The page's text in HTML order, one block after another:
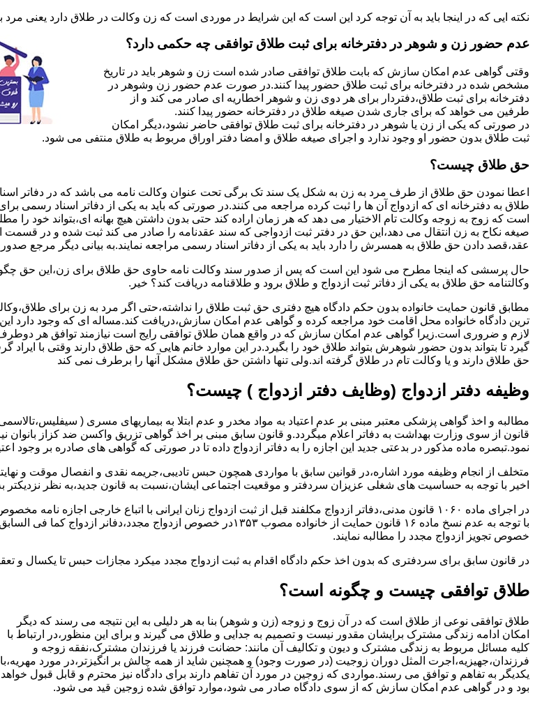
نکته ایی که در اینجا باید به آن توجه کرد این است که این شرایط در موردی است که زن وکالت در طلاق دارد یعنی
عدم حضور زن و شوهر در دفترخانه برای ثبت طلاق توافقی چه حکمی دارد؟
وقتی گواهی عدم امکان سازش که بابت طلاق توافقی صادر شده است زن و شوهر باید در تاریخ
مشخص شده در دفترخانه برای ثبت طلاق حضور پیدا کنند.در صورت عدم حضور زن وشوهر در
دفترخانه برای ثبت طلاق،دفتردار برای هر دوی زن و شوهر اخطاریه ای صادر می کند و از
طرفین می خواهد که برای جاری شدن صیغه طلاق در دفترخانه حضور پیدا کنند.
در صورتی که یکی از زن یا شوهر در دفترخانه برای ثبت طلاق توافقی حاضر نشود،دیگر امکان
ثبت طلاق بدون حضور او وجود ندارد و اجرای صیغه طلاق و امضا دفتر اوراق مربوط به طلاق منتفی می شود.
حق طلاق چیست؟
اعطا نمودن حق طلاق از طرف مرد به زن به شکل یک سند تک برگی تحت عنوان وکالت نامه می باشد که در دفاتر
طلاق به دفترخانه ای که ازدواج آن ها را ثبت کرده مراجعه می کنند.در صورتی که باید به یکی از دفاتر اسناد رسمی
است که زوج به زوجه وکالت تام الاختیار می دهد که هر زمان اراده کند حتی بدون داشتن هیچ بهانه ای،بتواند خود
صیغه نکاح به زن انتقال می دهد،این حق در دفتر ثبت ازدواجی که سند عقدنامه را صادر می کند ثبت شده و در
عقد،قصد دادن حق طلاق به همسرش را دارد باید به یکی از دفاتر اسناد رسمی مراجعه نمایند.به بیانی دیگر مرجع
حال پرسشی که اینجا مطرح می شود این است که پس از صدور سند وکالت نامه حاوی حق طلاق برای زن،این حق
وکالتنامه حق طلاق به یکی از دفاتر ثبت ازدواج و طلاق برود و طلاقنامه دریافت کند؟ خیر.
مطابق قانون حمایت خانواده بدون حکم دادگاه هیچ دفتری حق ثبت طلاق را نداشته،حتی اگر مرد به زن برای
ترین دادگاه خانواده محل اقامت خود مراجعه کرده و گواهی عدم امکان سازش،دریافت کند.مساله ای که وجود
لازم و ضروری است.زیرا گواهی عدم امکان سازش که در واقع همان طلاق توافقی رایج است نیازمند توافق هر
گیرد تا بتواند بدون حضور شوهرش بتواند طلاق خود را بگیرد.در این موارد خانم هایی که حق طلاق دارند وقتی با
حق طلاق دارند و یا وکالت تام در طلاق گرفته اند.ولی تنها داشتن حق طلاق مشکل آنها را برطرف نمی کند
وظیفه دفتر ازدواج (وظایف دفتر ازدواج ) چیست؟
قانون از سوی وزارت بهداشت به دفاتر اعلام میگردد.و قانون سابق مبنی بر اخذ گواهی تزریق واکسن ضد کزاز
نمود.تبصره ماده مذکور در بدعتی جدید این اجازه را به دفاتر ازدواج داده تا در صورتی که گواهی های صادره بر وجود
متخلف از انجام وظیفه مورد اشاره،در قوانین سابق با مواردی همچون حبس تادیبی،جریمه نقدی و انفصال موقت و
اخیر با توجه به حساسیت های شغلی عزیزان سردفتر و موقعیت اجتماعی ایشان،نسبت به قانون جدید،به نظر نزدیکتر
در اجرای ماده ۱۰۶۰ قانون مدنی،دفاتر ازدواج مکلفند قبل از ثبت ازدواج زنان ایرانی با اتباع خارجی اجازه نامه مخصوص دولت ( وزارت کشور ) را اخذ نمایند.
با توجه به عدم نسخ ماده ۱۶ قانون حمایت از خانواده مصوب ۱۳۵۳در خصوص
خصوص تجویز ازدواج مجدد را مطالبه نمایند.
در قانون سابق برای سردفتری که بدون اخذ حکم دادگاه اقدام به ثبت ازدواج مجدد میکرد مجازات حبس تا
طلاق توافقی چیست و چگونه است؟
طلاق توافقی نوعی از طلاق است که در آن زوج و زوجه (زن و شوهر) بنا به هر دلیلی به این نتیجه می رسند که دیگر
امکان ادامه زندگی مشترک برایشان مقدور نیست و تصمیم به جدایی و طلاق می گیرند و برای این منظور،در ارتباط با
کلیه مسائل مربوط به زندگی مشترک و دیون و تکالیف آن مانند: حضانت فرزند یا فرزندان مشترک،نفقه زوجه و
فرزندان،جهیزیه،اجرت المثل دوران زوجیت (در صورت وجود) و همچنین شاید از همه چالش بر انگیزتر،در مورد مهریه،با
یکدیگر به تفاهم و توافق می رسند.مواردی که زوجین در مورد آن تفاهم دارند برای دادگاه نیز محترم و قابل قبول خواهد
بود و در گواهی عدم امکان سازش که از سوی دادگاه صادر می شود،موارد توافق شده زوجین قید می شود.